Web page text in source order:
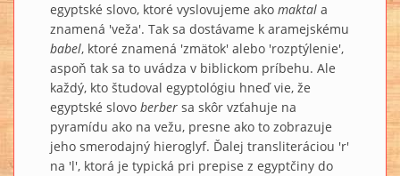
egyptské slovo, ktoré vyslovujeme ako maktal a
znamená 'veža'. Tak sa dostávame k aramejskému
babel, ktoré znamená 'zmätok' alebo 'rozptýlenie',
aspoň tak sa to uvádza v biblickom príbehu. Ale
každý, kto študoval egyptológiu hneď vie, že
egyptské slovo berber sa skôr vzťahuje na
pyramídu ako na vežu, presne ako to zobrazuje
jeho smerodajný hieroglyf. Ďalej transliteráciou 'r'
na 'l', ktorá je typická pri prepise z egyptčiny do